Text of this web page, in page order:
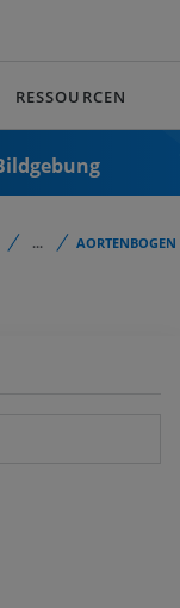
RESSOURCEN
... AORTENBOGEN